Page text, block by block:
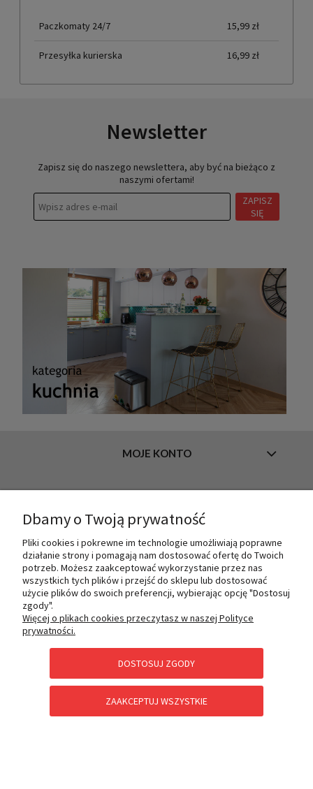
Paczkomaty 24/7 15,99 zł
Przesyłka kurierska 16,99 zł
Newsletter
Zapisz się do naszego newslettera, aby być na bieżąco z
naszymi ofertami!
ZAPISZ
SIĘ
MOJE KONTO
O NAS
PŁATNOŚCI I DOSTAWA
POMOC
Dbamy o Twoją prywatność
Pliki cookies i pokrewne im technologie umożliwiają poprawne
działanie strony i pomagają nam dostosować ofertę do Twoich
potrzeb. Możesz zaakceptować wykorzystanie przez nas
wszystkich tych plików i przejść do sklepu lub dostosować
użycie plików do swoich preferencji, wybierając opcję "Dostosuj
zgody".
Więcej o plikach cookies przeczytasz w naszej Polityce
prywatności.
DOSTOSUJ ZGODY
ZAAKCEPTUJ WSZYSTKIE